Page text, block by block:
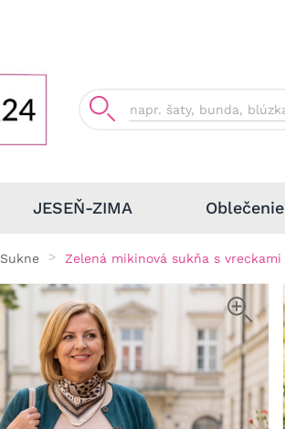
JESEŇ-ZIMA Oblečenie
Sukne Zelená mikinová sukňa s vreckami